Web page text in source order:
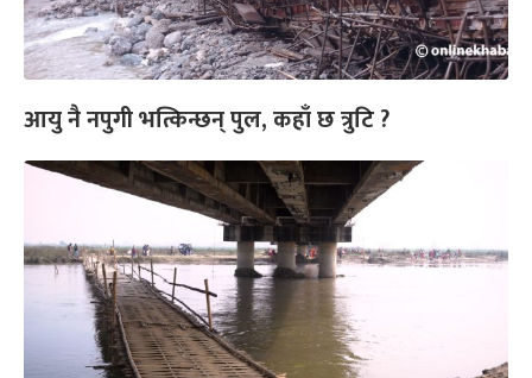
आयु नै नपुगी भत्किन्छन् पुल, कहाँ छ त्रुटि ?